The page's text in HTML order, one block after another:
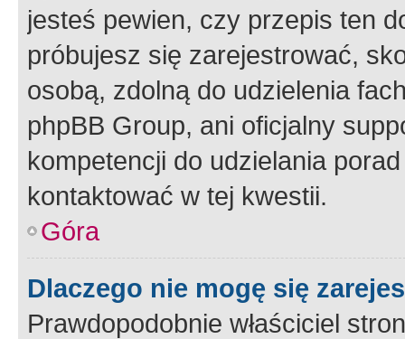
jesteś pewien, czy przepis ten
próbujesz się zarejestrować,
osobą, zdolną do udzielenia
phpBB Group, ani oficjalny
kompetencji do udzielania
kontaktować w tej kwestii.
Góra
Dlaczego nie mogę się
Prawdopodobnie właściciel